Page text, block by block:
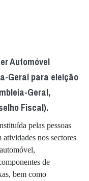
Automóvel
Geral para eleição
Geral,
Fiscal).
pelas pessoas
nos sectores
de
bem como